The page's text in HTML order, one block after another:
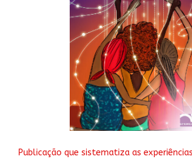
Publicação que sistematiza as